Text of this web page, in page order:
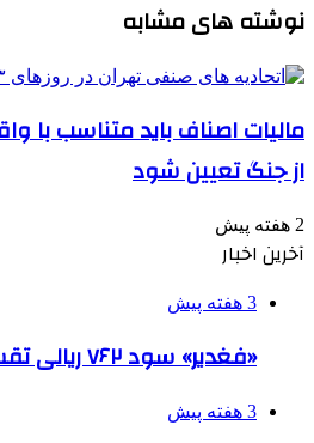
نوشته های مشابه
مالیات اصناف باید متناسب با
از جنگ تعیین شود
2 هفته پیش
آخرین اخبار
3 هفته پیش
«فغدیر» سود ۷۶۲ ریالی تقسیم کرد
3 هفته پیش